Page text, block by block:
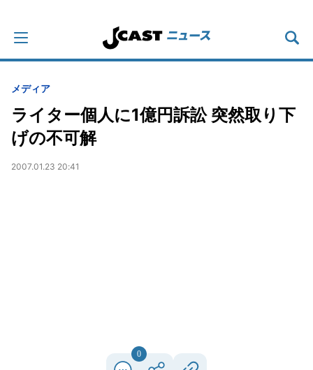
メディア
ライター個人に1億円訴訟 突然取り下
げの不可解
2007.01.23 20:41
0